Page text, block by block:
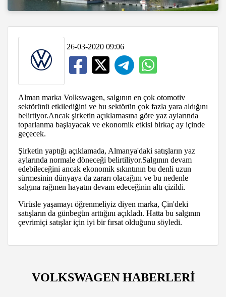
26-03-2020 09:06
Alman marka Volkswagen, salgının en çok otomotiv
sektörünü etkilediğini ve bu sektörün çok fazla yara aldığını
belirtiyor.Ancak şirketin açıklamasına göre yaz aylarında
toparlanma başlayacak ve ekonomik etkisi birkaç ay içinde
geçecek.
Şirketin yaptığı açıklamada, Almanya'daki satışların yaz
aylarında normale döneceği belirtiliyor.Salgının devam
edebileceğini ancak ekonomik sıkıntının bu denli uzun
sürmesinin dünyaya da zararı olacağını ve bu nedenle
salgına rağmen hayatın devam edeceğinin altı çizildi.
Virüsle yaşamayı öğrenmeliyiz diyen marka, Çin'deki
satışların da günbegün arttığını açıkladı. Hatta bu salgının
çevrimiçi satışlar için iyi bir fırsat olduğunu söyledi.
VOLKSWAGEN HABERLERİ